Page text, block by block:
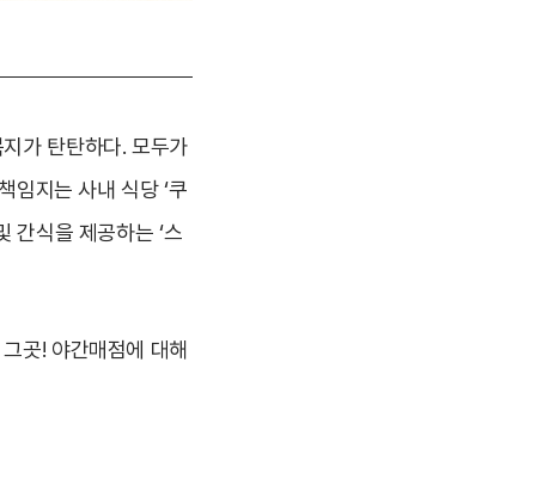
가 탄탄하다. 모두가
임지는 사내 식당 ‘쿠
간식을 제공하는 ‘스
곳! 야간매점에 대해